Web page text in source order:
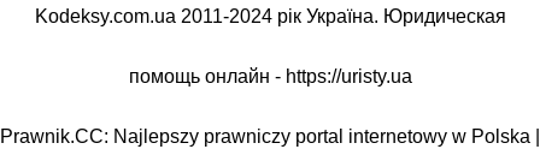
Kodeksy.com.ua 2011-2024 рік Україна. Юридическая
помощь онлайн - https://uristy.ua
Prawnik.CC: Najlepszy prawniczy portal internetowy w Polska |